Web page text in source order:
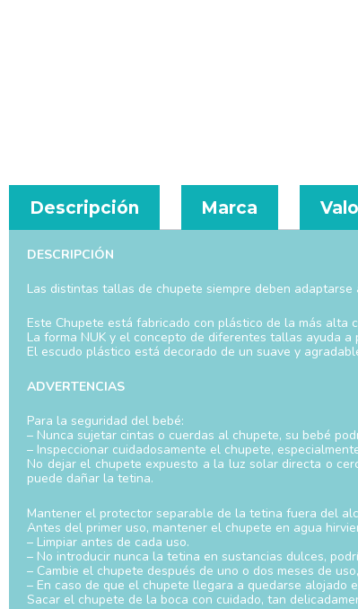
Descripción Marca
DESCRIPCIÓN
Las distintas tallas de chupete siempre deben
Este Chupete está fabricado con plástico de la más alta
La forma NUK y el concepto de diferentes tallas ayuda
El escudo plástico está decorado de un suave y
ADVERTENCIAS
Para la seguridad del bebé:
– Nunca sujetar cintas o cuerdas al chupete, su bebé
– Inspeccionar cuidadosamente el chupete,
No dejar el chupete expuesto a la luz solar directa o
puede dañar la tetina.
Mantener el protector separable de la tetina fuera del
Antes del primer uso, mantener el chupete en agua
– Limpiar antes de cada uso.
– No introducir nunca la tetina en sustancias dulces,
– Cambie el chupete después de uno o dos meses de
– En caso de que el chupete llegara a quedarse alojado
Sacar el chupete de la boca con cuidado, tan